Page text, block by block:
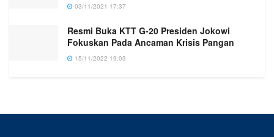
03/11/2021 17:37
Resmi Buka KTT G-20 Presiden Jokowi
Fokuskan Pada Ancaman Krisis Pangan
15/11/2022 19:03